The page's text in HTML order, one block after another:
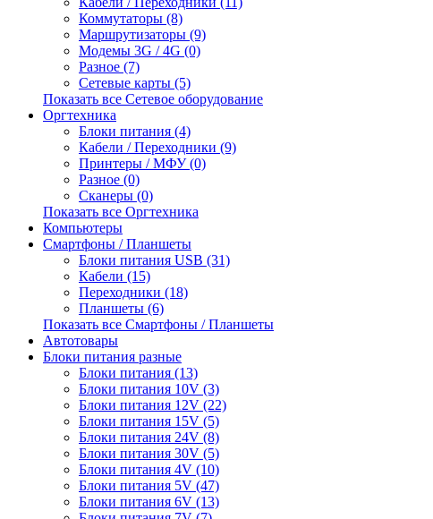
Коммутаторы (8)
Маршрутизаторы (9)
Модемы 3G / 4G (0)
Разное (7)
Сетевые карты (5)
Показать все Сетевое оборудование
Оргтехника
Блоки питания (4)
Кабели / Переходники (9)
Принтеры / МФУ (0)
Разное (0)
Сканеры (0)
Показать все Оргтехника
Компьютеры
Смартфоны / Планшеты
Блоки питания USB (31)
Кабели (15)
Переходники (18)
Планшеты (6)
Показать все Смартфоны / Планшеты
Автотовары
Блоки питания разные
Блоки питания (13)
Блоки питания 10V (3)
Блоки питания 12V (22)
Блоки питания 15V (5)
Блоки питания 24V (8)
Блоки питания 30V (5)
Блоки питания 4V (10)
Блоки питания 5V (47)
Блоки питания 6V (13)